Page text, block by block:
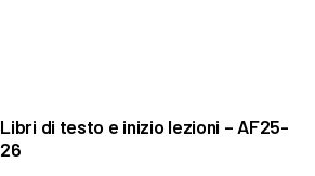
Libri di testo e inizio lezioni – AF25-
26